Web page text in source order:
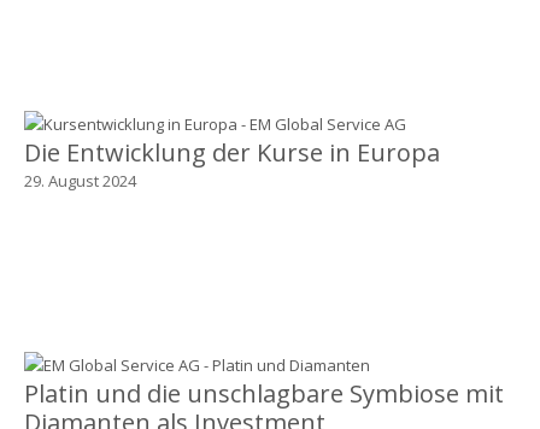
Die Entwicklung der Kurse in Europa
29. August 2024
Platin und die unschlagbare Symbiose mit
Diamanten als Investment